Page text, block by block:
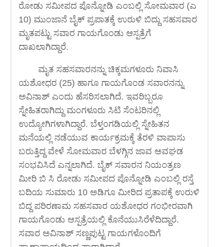
ರೋಡು ಸಮೀಪದ ಪೊನ್ನೋಡಿ ಎಂಬಲ್ಲಿ ಸೋಮವಾರ (ಎ
10) ಮುಂಜಾನೆ ಬೈಕ್ ಪ್ರಪಾತಕ್ಕೆ ಉರುಳಿ ಬಿದ್ದು ಸಹಸವಾರ
ಮೃತಪಟ್ಟು ಸವಾರ ಗಾಯಗೊಂಡು ಆಸ್ಪತ್ರೆಗೆ
ದಾಖಲಾಗಿದ್ದಾರೆ.
ಮೃತ ಸಹಸವಾರನನ್ನು ಚಿಕ್ಕಮಗಳೂರು ನಿವಾಸಿ
ಯಶೋಧರ (25) ಹಾಗೂ ಗಾಯಗೊಂಡ ಸವಾರನನ್ನು
ಅವಿನಾಶ್ ಎಂದು ಹೆಸರಿಸಲಾಗಿದೆ. ಇವರಿಬ್ಬರೂ
ಸ್ನೇಹಿತರಾಗಿದ್ದು ಮಂಗಳೂರು ಸಿಟಿ ಸೆಂಟರಿನಲ್ಲಿ
ಉದ್ಯೋಗಿಗಳಾಗಿದ್ದಾರೆ. ಬೆಳ್ತಂಗಡಿಯಲ್ಲಿ ಸ್ನೇಹಿತನ
ಮನೆಯಲ್ಲಿ ನಡೆಯುವ ಕಾರ್ಯಕ್ರಮಕ್ಕೆ ತೆರಳಿ ವಾಪಾಸು
ಬರುತ್ತಿದ್ದ ವೇಳೆ ಸೋಮವಾರ ಬೆಳಗ್ಗಿನ ಜಾವ ಅವಘಡ
ಸಂಭವಿಸಿದೆ ಎನ್ನಲಾಗಿದೆ. ಬೈಕ್ ಸವಾರನ ನಿಯಂತ್ರಣ
ಮೀರಿ ಬಿ ಸಿ ರೋಡು ಸಮೀಪದ ಪೊನ್ನೋಡಿ ಎಂಬಲ್ಲಿ ರಸ್ತೆ
ಬದಿಯ ಸುಮಾರು 10 ಅಡಿಗೂ ಮೀರಿದ ಪ್ರತಾಪಕ್ಕೆ ಉರುಳಿ
ಬಿದ್ದ ಪರಿರಣಾಮ ಸಹಸವಾರ ಯಶೋಧರ ಗಂಭೀರವಾಗಿ
ಗಾಯಗೊಂಡು ಆಸ್ಪತ್ರೆಯಲ್ಲಿ ಕೊನೆಯುಸಿರೆಳೆದಿದ್ದಾರೆ.
ಸವಾರ ಅವಿನಾಶ್ ಸಣ್ಣಪುಟ್ಟ ಗಾಯಗಳೊಂದಿಗೆ